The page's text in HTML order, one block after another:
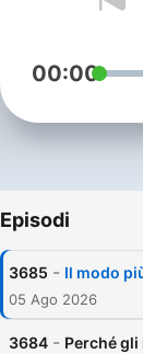
00:00
Episodi
3685 - Il modo
05 Ago 2026
3684 - Perché